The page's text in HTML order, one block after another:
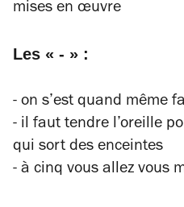
mises en œuvre
Les « - » :
- on s’est quand même
- il faut tendre l’oreille
qui sort des enceintes
- à cinq vous allez vous